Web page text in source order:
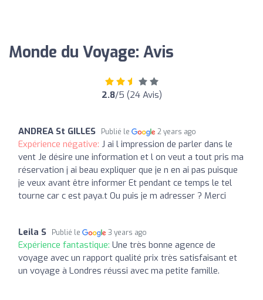
Monde du Voyage: Avis
2.8/5 (24 Avis)
ANDREA St GILLES Publié le 2 years ago
Expérience négative: J ai l impression de parler dans le
vent Je désire une information et l on veut a tout pris ma
réservation j ai beau expliquer que je n en ai pas puisque
je veux avant être informer Et pendant ce temps le tel
tourne car c est paya.t Ou puis je m adresser ? Merci
Leila S Publié le 3 years ago
Expérience fantastique: Une très bonne agence de
voyage avec un rapport qualité prix très satisfaisant et
un voyage à Londres réussi avec ma petite famille.